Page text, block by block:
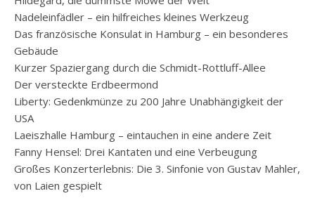
Nadeleinfädler – ein hilfreiches kleines Werkzeug
Das französische Konsulat in Hamburg – ein besonderes
Gebäude
Kurzer Spaziergang durch die Schmidt-Rottluff-Allee
Der versteckte Erdbeermond
Liberty: Gedenkmünze zu 200 Jahre Unabhängigkeit der
USA
Laeiszhalle Hamburg – eintauchen in eine andere Zeit
Fanny Hensel: Drei Kantaten und eine Verbeugung
Großes Konzerterlebnis: Die 3. Sinfonie von Gustav Mahler,
von Laien gespielt